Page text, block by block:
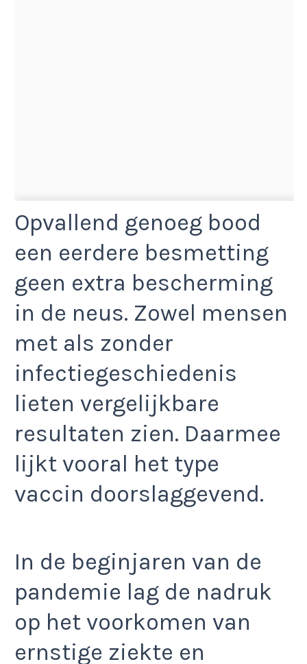
Opvallend genoeg bood
een eerdere besmetting
geen extra bescherming
in de neus. Zowel mensen
met als zonder
infectiegeschiedenis
lieten vergelijkbare
resultaten zien. Daarmee
lijkt vooral het type
vaccin doorslaggevend.
In de beginjaren van de
pandemie lag de nadruk
op het voorkomen van
ernstige ziekte en